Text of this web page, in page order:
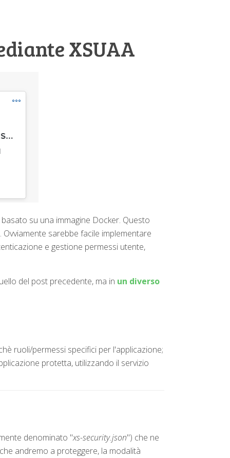
XSUAA
su una immagine Docker. Questo
sarebbe facile implementare
e gestione permessi utente,
del post precedente, ma in un diverso
ruoli/permessi specifici per l'applicazione;
protetta, utilizzando il servizio
denominato "xs-security.json") che ne
andremo a proteggere, la modalità